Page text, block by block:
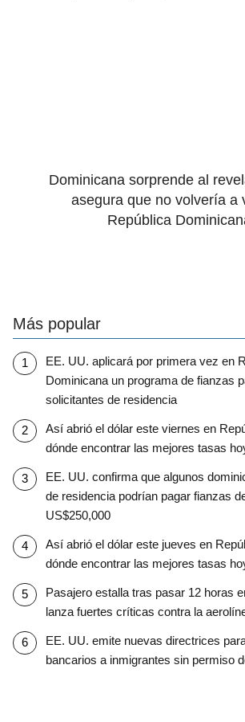
Dominicana sorprende al
asegura que no volvería a
República
Más popular
EE. UU. aplicará por primera vez en
Dominicana un programa de fianzas
solicitantes de residencia
Así abrió el dólar este viernes en
dónde encontrar las mejores tasas
EE. UU. confirma que algunos
de residencia podrían pagar fianzas
US$250,000
Así abrió el dólar este jueves en
dónde encontrar las mejores tasas
Pasajero estalla tras pasar 12 horas
lanza fuertes críticas contra la
EE. UU. emite nuevas directrices
bancarios a inmigrantes sin permiso